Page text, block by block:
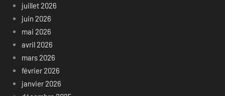
juillet 2026
juin 2026
mai 2026
avril 2026
mars 2026
février 2026
janvier 2026